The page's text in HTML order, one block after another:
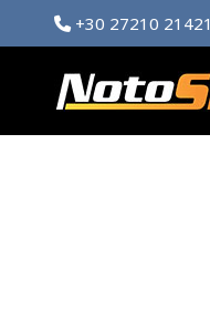
+30 27210 21421